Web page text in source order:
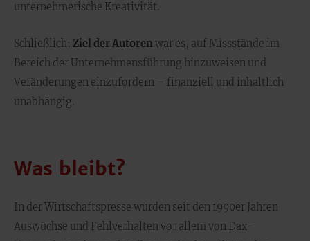
unternehmerische Kreativität.
Schließlich: Ziel der Autoren war es, auf Missstände im
Bereich der Unternehmensführung hinzuweisen und
Veränderungen einzufordern – finanziell und inhaltlich
unabhängig.
Was bleibt?
In der Wirtschaftspresse wurden seit den 1990er Jahren
Auswüchse und Fehlverhalten vor allem von Dax-